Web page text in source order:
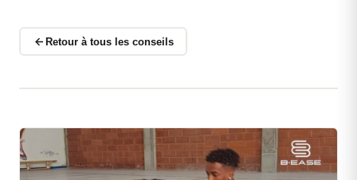
Retour à tous les conseils